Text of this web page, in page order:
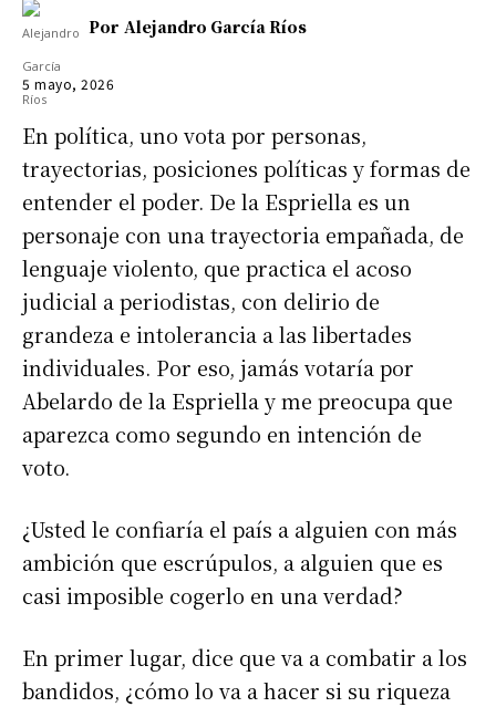
Por Alejandro García Ríos
5 mayo, 2026
En política, uno vota por personas,
trayectorias, posiciones políticas y formas de
entender el poder. De la Espriella es un
personaje con una trayectoria empañada, de
lenguaje violento, que practica el acoso
judicial a periodistas, con delirio de
grandeza e intolerancia a las libertades
individuales. Por eso, jamás votaría por
Abelardo de la Espriella y me preocupa que
aparezca como segundo en intención de
voto.
¿Usted le confiaría el país a alguien con más
ambición que escrúpulos, a alguien que es
casi imposible cogerlo en una verdad?
En primer lugar, dice que va a combatir a los
bandidos, ¿cómo lo va a hacer si su riqueza